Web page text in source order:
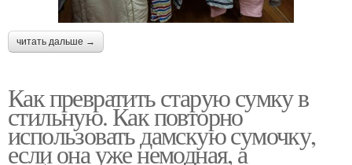
читать дальше →
Как превратить старую сумку в
стильную. Как повторно
использовать дамскую сумочку,
если она уже немодная, а